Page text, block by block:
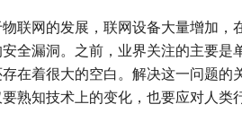
联网的发展，联网设备大量增加
全漏洞。之前，业界关注的主要
在着很大的空白。解决这一问题
熟知技术上的变化，也要应对人类